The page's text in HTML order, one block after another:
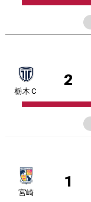
2
栃木Ｃ
1
宮崎